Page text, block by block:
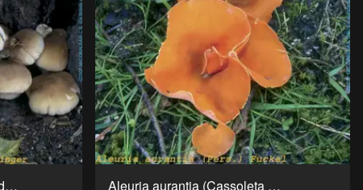
Agrocybe aegerita (Gírgola de figuera, Gírgola de poll, Gírgola d'om, Pollancró) Aleuria aurantia (Cassoleta ataronjada)